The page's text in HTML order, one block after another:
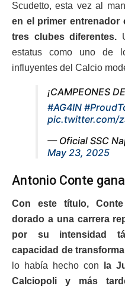
Scudetto, esta vez al
en el primer entrenador
tres clubes diferentes.
estatus como uno de
influyentes del Calcio
¡CAMPEONES
#AG4IN
pic.twitter.com/
— Oficial SSC
May 23, 2025
Antonio Conte
Con este título,
dorado a una carrera
por su intensidad
capacidad de
lo había hecho con
la
Calciopoli y más